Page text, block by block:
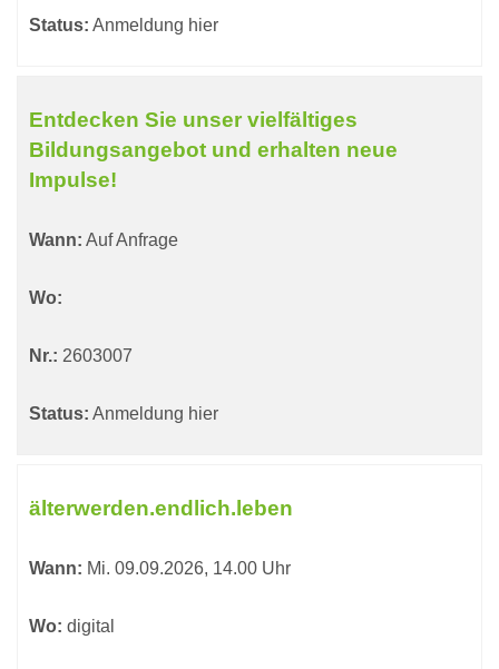
Status: Anmeldung hier
Entdecken Sie unser vielfältiges
Bildungsangebot und erhalten neue
Impulse!
Wann: Auf Anfrage
Wo:
Nr.: 2603007
Status: Anmeldung hier
älterwerden.endlich.leben
Wann: Mi. 09.09.2026, 14.00 Uhr
Wo: digital